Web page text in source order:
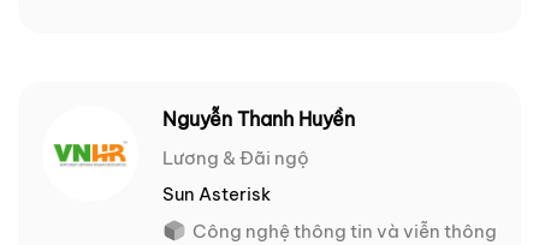
Nguyễn Thanh Huyền
Lương & Đãi ngộ
Sun Asterisk
Công nghệ thông tin và viễn thông